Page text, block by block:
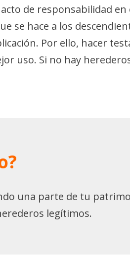
de responsabilidad
se hace a los
Por ello, hacer
uso. Si no hay
una parte de tu
legítimos.